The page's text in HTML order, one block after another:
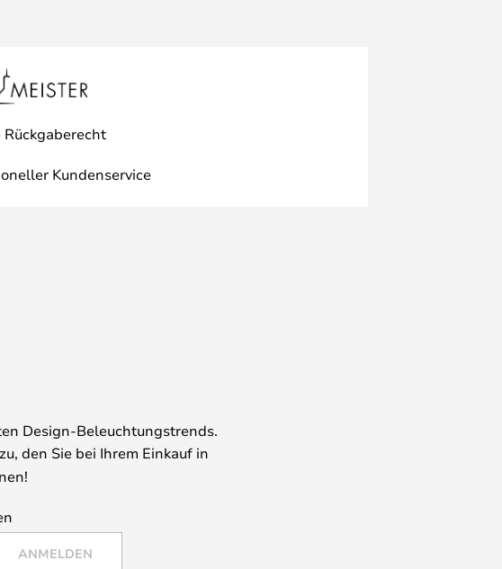
Rückgaberecht
Kundenservice
Design-Beleuchtungstrends.
zu, den Sie bei Ihrem Einkauf in
ANMELDEN